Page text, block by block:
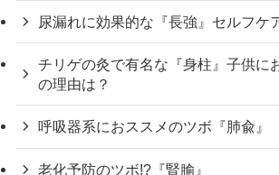
尿漏れに効果的な『長強』セルフケ
チリゲの灸で有名な『身柱』子供に
の理由は？
呼吸器系におススメのツボ『肺兪』
老化予防のツボ!?『腎腧』